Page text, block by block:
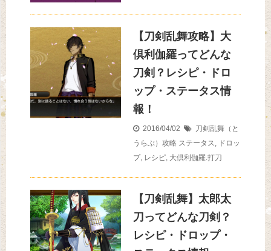
【刀剣乱舞攻略】大
倶利伽羅ってどんな
刀剣？レシピ・ドロ
ップ・ステータス情
報！
2016/04/02
刀剣乱舞（と
うらぶ）攻略 ステータス, ドロッ
プ, レシピ, 大倶利伽羅.打刀
【刀剣乱舞】太郎太
刀ってどんな刀剣？
レシピ・ドロップ・